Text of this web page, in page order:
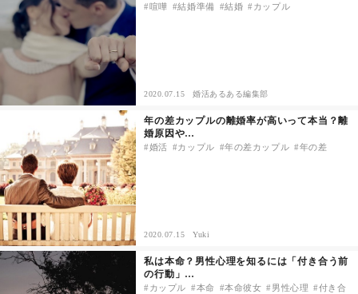
ドキドキ
仕事とキャリア
特集
占い・診断
ファッション・美容
グルメ
趣味・旅行
喧嘩 結婚準備 結婚 カップル
2020.07.15 婚活あるある編集部
年の差カップルの離婚率が高いって本当？離
婚原因や…
婚活 カップル 年の差カップル 年の差
2020.07.15 Yuki
私は本命？男性心理を知るには「付き合う前
の行動」…
カップル 本命 本命彼女 男性心理
付き合